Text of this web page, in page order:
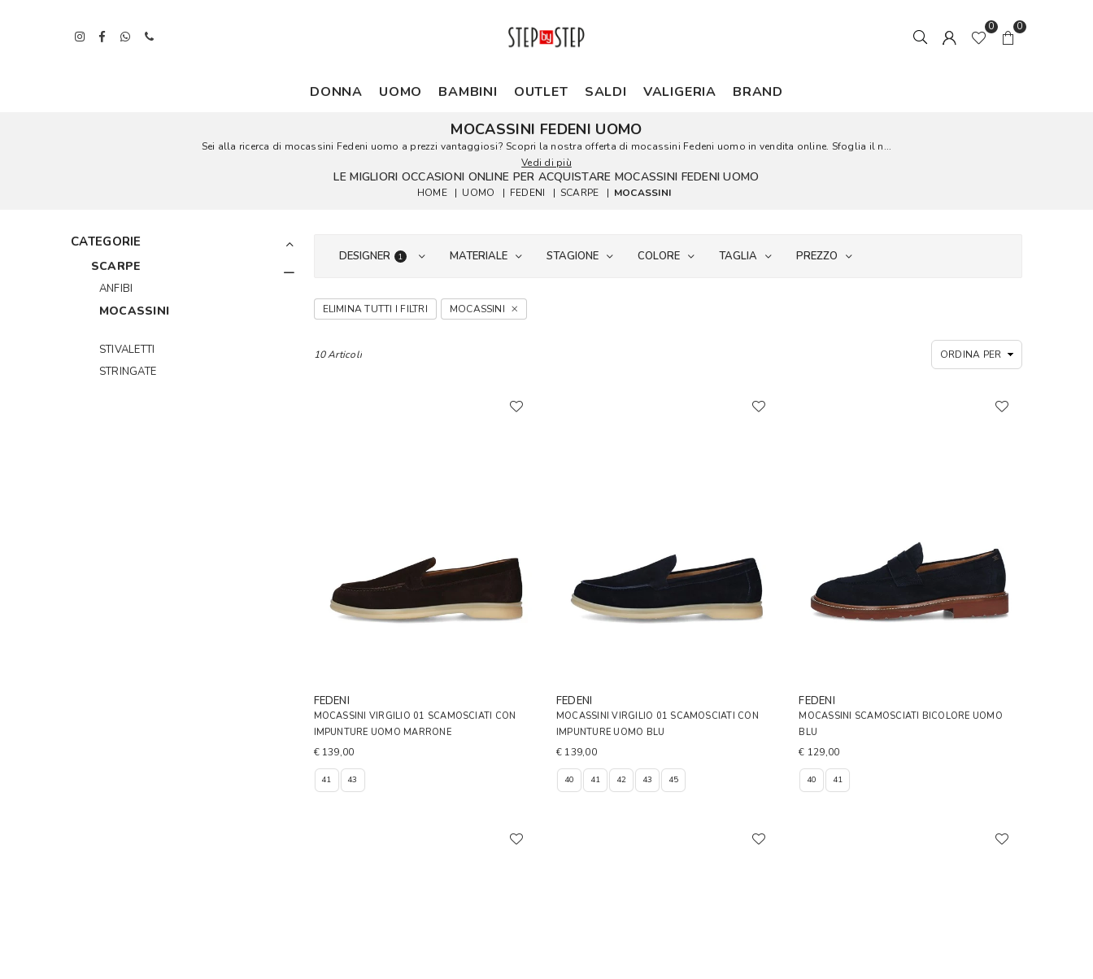
0 0
DONNA UOMO BAMBINI OUTLET SALDI VALIGERIA BRAND
MOCASSINI FEDENI UOMO
Sei alla ricerca di mocassini Fedeni uomo a prezzi vantaggiosi? Scopri la nostra offerta di mocassini Fedeni uomo in vendita online. Sfoglia il n...
Vedi di più
LE MIGLIORI OCCASIONI ONLINE PER ACQUISTARE MOCASSINI FEDENI UOMO
HOME | UOMO | FEDENI | SCARPE | MOCASSINI
CATEGORIE
SCARPE
ANFIBI
MOCASSINI
STIVALETTI
STRINGATE
DESIGNER 1 MATERIALE STAGIONE COLORE TAGLIA PREZZO
ELIMINA TUTTI I FILTRI MOCASSINI
10 Articoli
FEDENI
MOCASSINI VIRGILIO 01 SCAMOSCIATI CON
IMPUNTURE UOMO MARRONE
€ 139,00
41 43
FEDENI
MOCASSINI VIRGILIO 01 SCAMOSCIATI CON
IMPUNTURE UOMO BLU
€ 139,00
40 41 42 43 45
FEDENI
MOCASSINI SCAMOSCIATI BICOLORE UOMO
BLU
€ 129,00
40 41